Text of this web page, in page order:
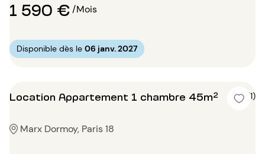
1 590 €/Mois
Disponible dès le 06 janv. 2027
Location Appartement 1 chambre 45m² 5 (1)
Marx Dormoy, Paris 18